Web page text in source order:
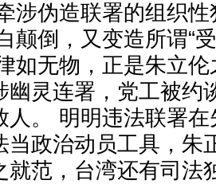
涉伪造联署的组织
颠倒，又变造所谓“
如无物，正是朱立
幽灵连署，党工被约
人。 明明违法联署
当政治动员工具，朱
就范，台湾还有司法